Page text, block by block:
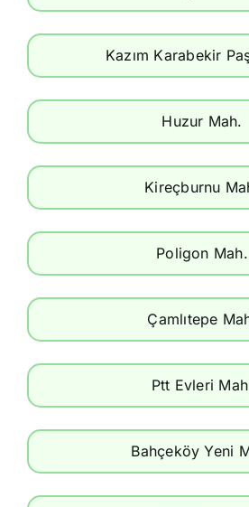
Kazım Karabekir
Huzur Mah.
Kireçburnu
Poligon Mah.
Çamlıtepe
Ptt Evleri
Bahçeköy Yeni